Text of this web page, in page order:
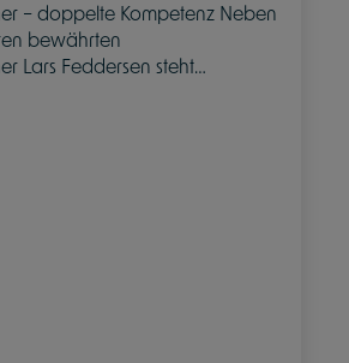
– doppelte Kompetenz Neben
bewährten
Lars Feddersen steht…